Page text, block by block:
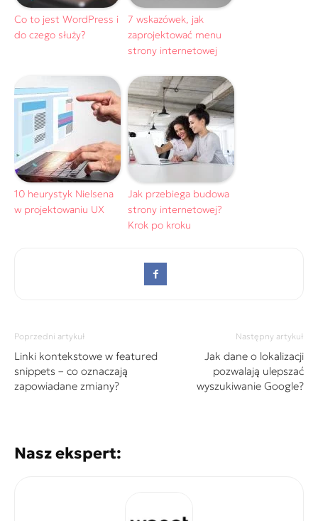
Co to jest WordPress i
do czego służy?
7 wskazówek, jak
zaprojektować menu
strony internetowej
10 heurystyk Nielsena
w projektowaniu UX
Jak przebiega budowa
strony internetowej?
Krok po kroku
Poprzedni artykuł
Linki kontekstowe w featured
snippets – co oznaczają
zapowiadane zmiany?
Następny artykuł
Jak dane o lokalizacji
pozwalają ulepszać
wyszukiwanie Google?
Nasz ekspert: